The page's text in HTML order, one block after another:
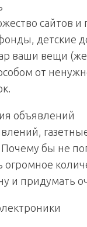
сайтов
детские
ваши вещи
от
объявлений
бы не
огромное
и придумать